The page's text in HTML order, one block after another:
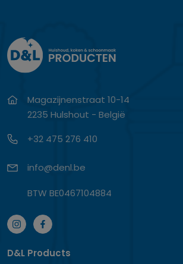
Magazijnenstraat 10-14
2235 Hulshout - België
+32 475 276 410
info@denl.be
BTW BE0467104884
D&L Products